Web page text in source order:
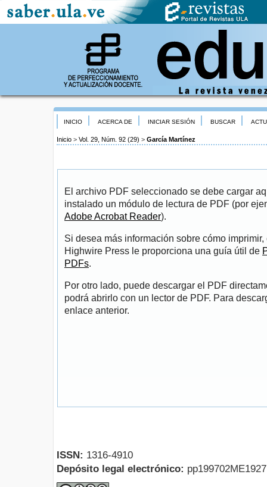
INICIO ACERCA DE INICIAR SESIÓN BUSCAR
Inicio > Vol. 29, Núm. 92 (29) > García Martínez
El archivo PDF seleccionado se debe cargar
instalado un módulo de lectura de PDF (por
Adobe Acrobat Reader).
Si desea más información sobre cómo
Highwire Press le proporciona una guía útil de
PDFs.
Por otro lado, puede descargar el PDF
podrá abrirlo con un lector de PDF. Para
enlace anterior.
ISSN: 1316-4910
Depósito legal electrónico: